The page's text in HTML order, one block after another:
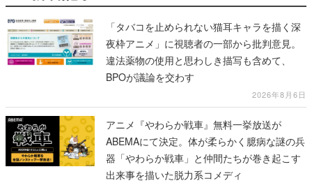
「タバコを止められない猫耳キャラを描く深
夜枠アニメ」に視聴者の一部から批判意見。
違法薬物の使用と思わしき描写も含めて、
BPOが議論を交わす
2026年8月6日
アニメ『やわらか戦車』無料一挙放送が
ABEMAにて決定。体が柔らかく臆病な謎の兵
器「やわらか戦車」と仲間たちが巻き起こす
出来事を描いた脱力系コメディ